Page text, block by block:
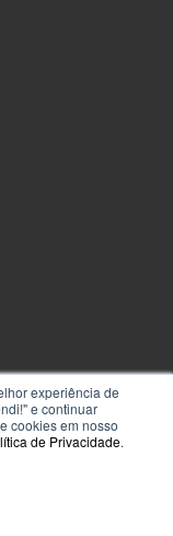
experiência de
e continuar
cookies em nosso
de Privacidade.